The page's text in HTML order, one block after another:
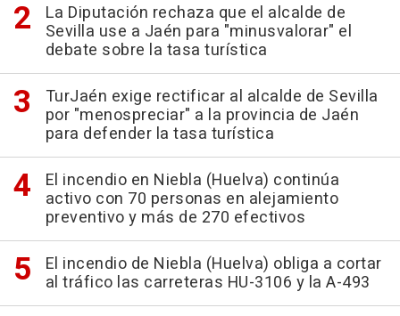
La Diputación rechaza que el alcalde de
Sevilla use a Jaén para "minusvalorar" el
debate sobre la tasa turística
TurJaén exige rectificar al alcalde de Sevilla
por "menospreciar" a la provincia de Jaén
para defender la tasa turística
El incendio en Niebla (Huelva) continúa
activo con 70 personas en alejamiento
preventivo y más de 270 efectivos
El incendio de Niebla (Huelva) obliga a cortar
al tráfico las carreteras HU-3106 y la A-493